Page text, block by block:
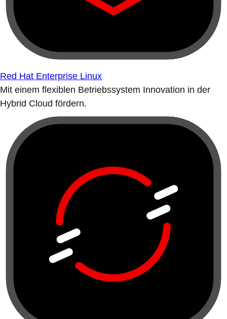
Red Hat Enterprise Linux
Mit einem flexiblen Betriebssystem Innovation in der
Hybrid Cloud fördern.